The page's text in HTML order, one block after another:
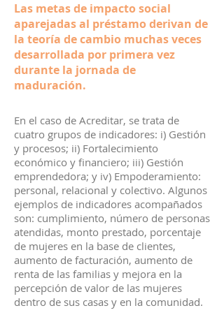
Las metas de impacto social
aparejadas al préstamo derivan de
la teoría de cambio muchas veces
desarrollada por primera vez
durante la jornada de
maduración.
En el caso de Acreditar, se trata de
cuatro grupos de indicadores: i) Gestión
y procesos; ii) Fortalecimiento
económico y financiero; iii) Gestión
emprendedora; y iv) Empoderamiento:
personal, relacional y colectivo. Algunos
ejemplos de indicadores acompañados
son: cumplimiento, número de personas
atendidas, monto prestado, porcentaje
de mujeres en la base de clientes,
aumento de facturación, aumento de
renta de las familias y mejora en la
percepción de valor de las mujeres
dentro de sus casas y en la comunidad.